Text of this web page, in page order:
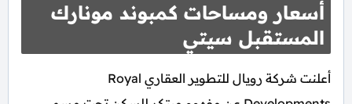
أسعار ومساحات كمبوند مونارك
المستقبل سيتي
أعلنت شركة رويال للتطوير العقاري Royal